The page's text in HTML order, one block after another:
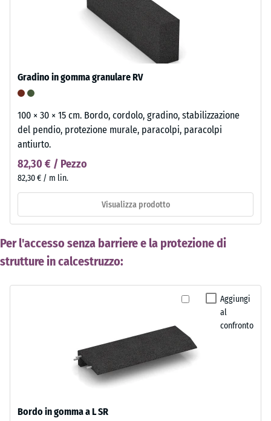
Gradino in gomma granulare RV
100 × 30 × 15 cm. Bordo, cordolo, gradino, stabilizzazione
del pendio, protezione murale, paracolpi, paracolpi
antiurto.
82,30 € / Pezzo
82,30 € / m lin.
Visualizza prodotto
Per l'accesso senza barriere e la protezione di
strutture in calcestruzzo:
Aggiungi
al
confronto
Bordo in gomma a L SR